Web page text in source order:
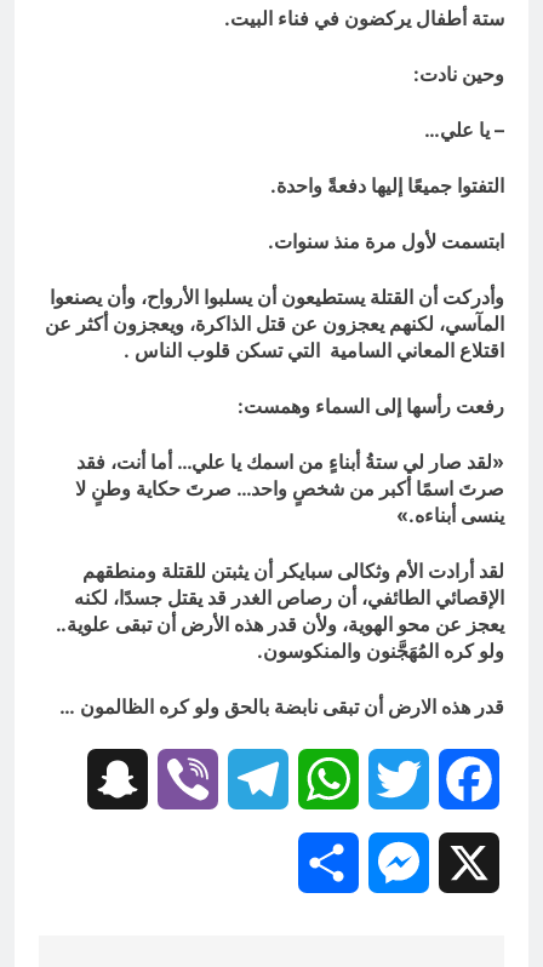
ستة أطفال يركضون في فناء البيت.
وحين نادت:
– يا علي…
التفتوا جميعًا إليها دفعةً واحدة.
ابتسمت لأول مرة منذ سنوات.
وأدركت أن القتلة يستطيعون أن يسلبوا الأرواح، وأن يصنعوا
المآسي، لكنهم يعجزون عن قتل الذاكرة، ويعجزون أكثر عن
اقتلاع المعاني السامية التي تسكن قلوب الناس .
رفعت رأسها إلى السماء وهمست:
«لقد صار لي ستةُ أبناءٍ من اسمك يا علي… أما أنت، فقد
صرتَ اسمًا أكبر من شخصٍ واحد… صرتَ حكاية وطنٍ لا
ينسى أبناءه.»
لقد أرادت الأم وثكالى سبايكر أن يثبتن للقتلة ومنطقهم
الإقصائي الطائفي، أن رصاص الغدر قد يقتل جسدًا، لكنه
يعجز عن محو الهوية، ولأن قدر هذه الأرض أن تبقى علوية..
ولو كره المُهَجَّنون والمنكوسون.
قدر هذه الارض أن تبقى نابضة بالحق ولو كره الظالمون …
Facebook
Twitter
WhatsApp
Telegram
Viber
Messenger